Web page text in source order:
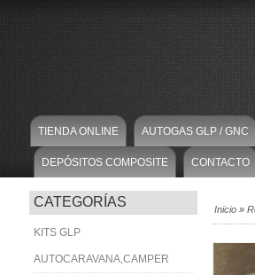
TIENDA ONLINE AUTOGAS GLP / GNC
DEPÓSITOS COMPOSITE CONTACTO
CATEGORÍAS
KITS GLP
AUTOCARAVANA,CAMPER
Inicio »